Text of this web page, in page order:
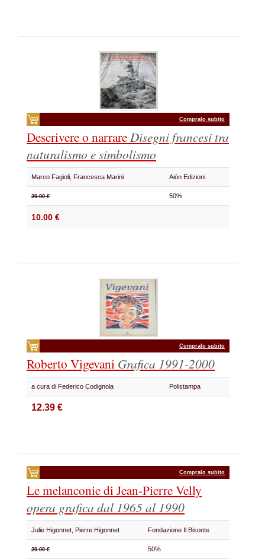
Compralo subito
Descrivere o narrareDisegni francesi tra
naturalismo e simbolismo
Marco Fagioli, Francesca Marini Aiòn Edizioni
20.00 € 50%
10.00 €
Compralo subito
Roberto Vigevani Grafica 1991-2000
a cura di Federico Codignola Polistampa
12.39 €
Compralo subito
Le melanconie di Jean-Pierre Velly
opera grafica dal 1965 al 1990
Julie Higonnet, Pierre Higonnet Fondazione Il Bisonte
20.00 € 50%